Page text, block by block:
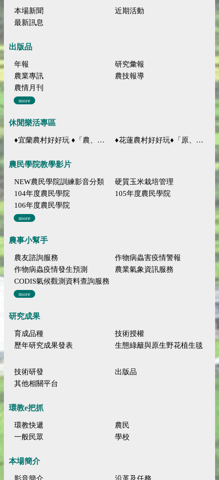
本場新聞
近期活動
最新訊息
出版品
年報
研究彙報
農業專訊
農技報導
農情月刊
more
休閒樂活專區
♦宜蘭農村好好玩 ♦「農、藝、山、水」四條遊程推薦 ♦花蓮農村好好玩♦「原、生、慢、活」四條遊程推薦
農民學院教學影片
NEW農民學院訓練影音分類
硬質玉米栽培管理
104年度農民學院
105年度農民學院
106年度農民學院
more
農事小幫手
農友諮詢服務
作物病蟲害疫情警報
作物病蟲疫情發生預測
農業氣象資訊服務
CODIS氣候觀測資料查詢服務
more
研究成果
育成品種
技術授權
歷年研究成果發表
生態綠籬與原生野花植生毯
技術研發
出版品
其他相關平台
環教e把抓
環教快遞
農民
一般民眾
學校
本場簡介